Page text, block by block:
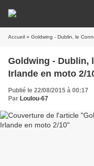
Accueil » Goldwing - Dublin, le
Goldwing - Dublin,
Irlande en moto 2/
Publié le 22/08/2015 à 00:17
Par Loulou-67